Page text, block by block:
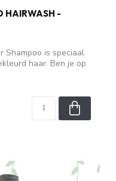
HAIRWASH -
Shampoo is speciaal
haar. Ben je op